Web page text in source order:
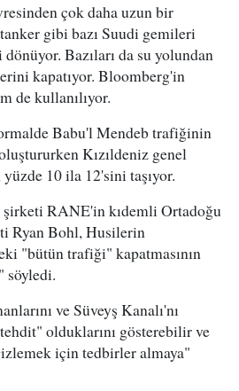
çok daha uzun bir
gibi bazı Suudi gemileri
Bazıları da su yolundan
kapatıyor. Bloomberg'in
de kullanılıyor.
Babu'l Mendeb trafiğinin
Kızıldeniz genel
10 ila 12'sini taşıyor.
RANE'in kıdemli Ortadoğu
Ryan Bohl, Husilerin
"bütün trafiği" kapatmasının
söyledi.
ve Süveyş Kanalı'nı
olduklarını gösterebilir ve
için tedbirler almaya"